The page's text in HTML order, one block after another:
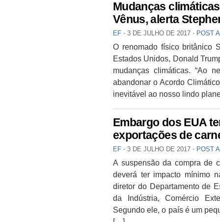
Mudanças
Vênus, alerta
EF ⋅ 3 DE JULHO DE 2017 ⋅ POST
O renomado físico britânico
Estados Unidos, Donald
mudanças climáticas. “Ao
abandonar o Acordo
inevitável ao nosso lindo
Embargo dos EUA
exportações de
EF ⋅ 3 DE JULHO DE 2017 ⋅ POST
A suspensão da compra de
deverá ter impacto mínimo
diretor do Departamento de
da Indústria, Comércio
Segundo ele, o país é um